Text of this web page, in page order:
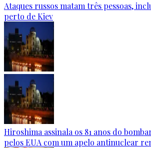
Ataques russos matam três pessoas,
perto de Kiev
Hiroshima assinala os 81 anos do
pelos EUA com um apelo antinuclear